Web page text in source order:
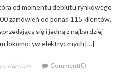
od momentu debiutu rynkowego
zamówień od ponad 115 klientów.
się i jedną z najbardziej
lokomotyw elektrycznych […]
Karwicki Comment(0)